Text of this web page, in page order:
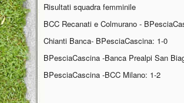
Risultati squadra femminile
BCC Recanati e Colmurano -
Chianti Banca- BPesciaCascina: 1-0
BPesciaCascina -Banca Prealpi San
BPesciaCascina -BCC Milano: 1-2